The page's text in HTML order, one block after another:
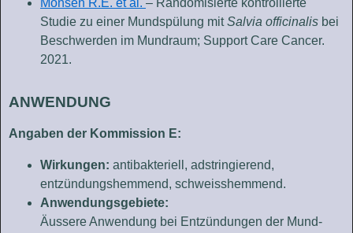
Monsen R.E. et al. – Randomisierte kontrollierte
Studie zu einer Mundspülung mitSalvia officinalis bei
Beschwerden im Mundraum; Support Care Cancer.
2021.
ANWENDUNG
Angaben der Kommission E:
Wirkungen: antibakteriell, adstringierend,
entzündungshemmend, schweisshemmend.
Anwendungsgebiete:
Äussere Anwendung bei Entzündungen der Mund-